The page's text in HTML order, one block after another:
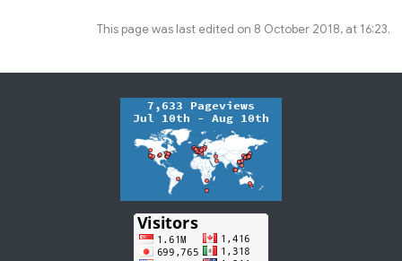
This page was last edited on 8 October 2018, at 16:23.